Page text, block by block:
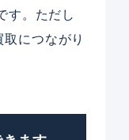
す。ただし
につながり